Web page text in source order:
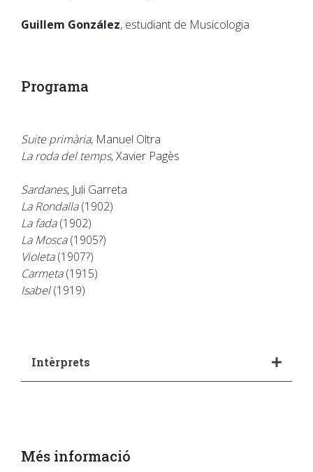
Guillem González, estudiant de Musicologia
Programa
Suite primària, Manuel Oltra
La roda del temps, Xavier Pagès
Sardanes, Juli Garreta
La Rondalla(1902)
La fada(1902)
La Mosca(1905?)
Violeta(1907?)
Carmeta(1915)
Isabel(1919)
Intèrprets
Més informació